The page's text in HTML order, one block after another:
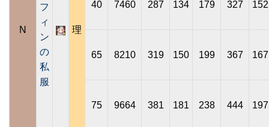
N
フ
ィ
ン
の
私
服
理
40 7460 287 134 179 327 152
65 8210 319 150 199 367 167
75 9664 381 181 238 444 197